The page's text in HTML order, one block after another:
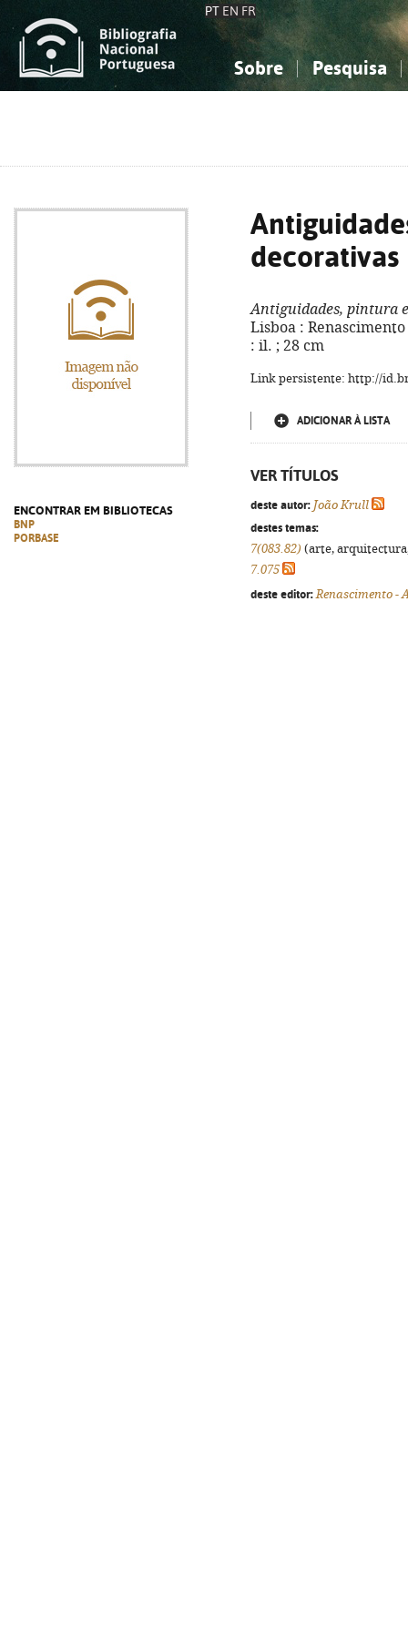
PT EN FR
Sobre Pesquisa
ENCONTRAR EM BIBLIOTECAS
BNP
PORBASE
decorativas
Antiguidades, pintura
Lisboa :
: il. ; 28 cm
Link persistente: http://
ADICIONAR À LISTA
VER TÍTULOS
deste autor: João Krull
destes temas:
7(083.82) (arte,
7.075
deste editor: Renascimento -